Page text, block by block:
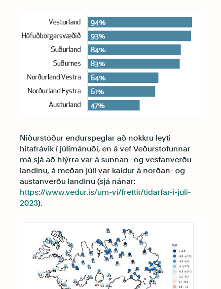
Niðurstöður endurspeglar að nokkru leyti
hitafrávik í júlímánuði, en á vef Veðurstofunnar
má sjá að hlýrra var á sunnan- og vestanverðu
landinu, á meðan júlí var kaldur á norðan- og
austanverðu landinu (sjá nánar:
https://www.vedur.is/um-vi/frettir/tidarfar-i-juli-
2023).